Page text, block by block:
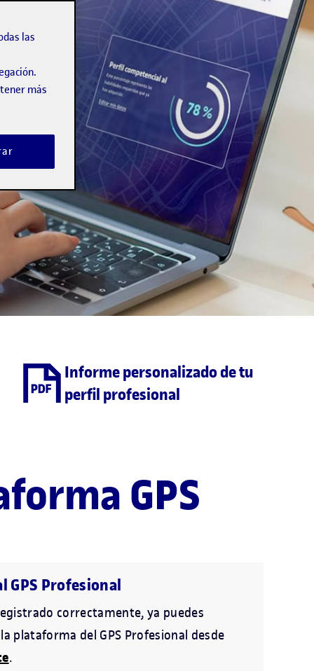
Informe personalizado de tu
perfil profesional
GPS
GPS Profesional
correctamente, ya puedes
plataforma del GPS Profesional desde
.
las
más